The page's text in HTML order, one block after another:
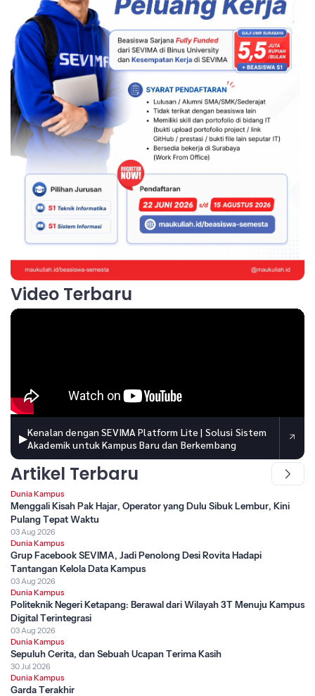
Video Terbaru
▶Kenalan dengan SEVIMA Platform Lite | Solusi Sistem
Akademik untuk Kampus Baru dan Berkembang
Artikel Terbaru
Dunia Kampus
Menggali Kisah Pak Hajar, Operator yang Dulu Sibuk Lembur, Kini
Pulang Tepat Waktu
03 Aug 2026
Dunia Kampus
Grup Facebook SEVIMA, Jadi Penolong Desi Rovita Hadapi
Tantangan Kelola Data Kampus
03 Aug 2026
Dunia Kampus
Politeknik Negeri Ketapang: Berawal dari Wilayah 3T Menuju Kampus
Digital Terintegrasi
03 Aug 2026
Dunia Kampus
Sepuluh Cerita, dan Sebuah Ucapan Terima Kasih
30 Jul 2026
Dunia Kampus
Garda Terakhir